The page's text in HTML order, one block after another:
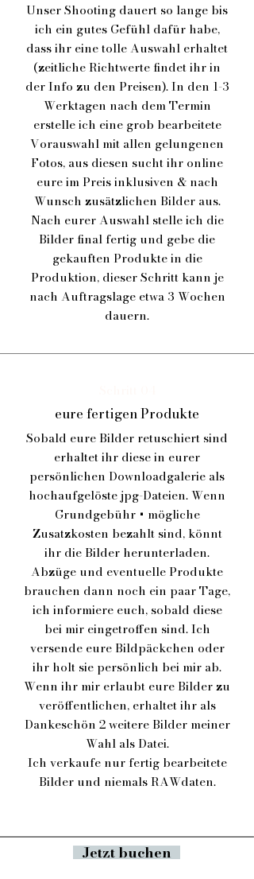
Unser Shooting dauert so lange bis
ich ein gutes Gefühl dafür habe,
dass ihr eine tolle Auswahl erhaltet
(zeitliche Richtwerte findet ihr in
der Info zu den Preisen). In den 1-3
Werktagen nach dem Termin
erstelle ich eine grob bearbeitete
Vorauswahl mit allen gelungenen
Fotos, aus diesen sucht ihr online
eure im Preis inklusiven & nach
Wunsch zusätzlichen Bilder aus.
Nach eurer Auswahl stelle ich die
Bilder final fertig und gebe die
gekauften Produkte in die
Produktion, dieser Schritt kann je
nach Auftragslage etwa 3 Wochen
dauern.
eure fertigen Produkte
Sobald eure Bilder retuschiert sind
erhaltet ihr diese in eurer
persönlichen Downloadgalerie als
hochaufgelöste jpg-Dateien. Wenn
Grundgebühr + mögliche
Zusatzkosten bezahlt sind, könnt
ihr die Bilder herunterladen.
Abzüge und eventuelle Produkte
brauchen dann noch ein paar Tage,
ich informiere euch, sobald diese
bei mir eingetroffen sind. Ich
versende eure Bildpäckchen oder
ihr holt sie persönlich bei mir ab.
Wenn ihr mir erlaubt eure Bilder zu
veröffentlichen, erhaltet ihr als
Dankeschön 2 weitere Bilder meiner
Wahl als Datei.
Ich verkaufe nur fertig bearbeitete
Bilder und niemals RAWdaten.
Jetzt buchen